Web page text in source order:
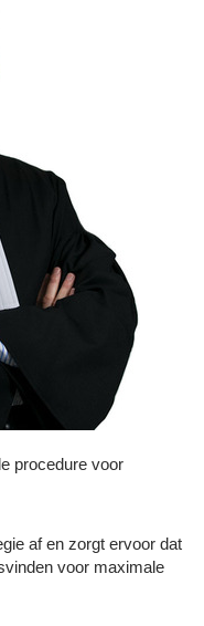
procedure voor
af en zorgt ervoor dat
voor maximale